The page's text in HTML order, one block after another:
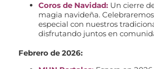
Coros de Navidad: Un cierre
magia navideña.
especial con nuestros
disfrutando juntos en
Febrero de 2026: